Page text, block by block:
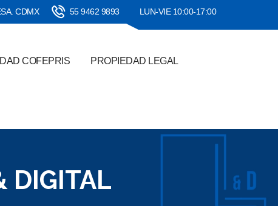
CDMX 55 9462 9893 LUN-VIE 10:00-17:00
COFEPRIS PROPIEDAD LEGAL
DIGITAL